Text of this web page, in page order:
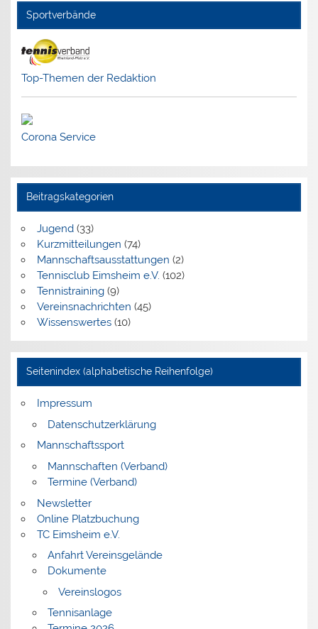
Sportverbände
Top-Themen der Redaktion
Corona Service
Beitragskategorien
Jugend(33)
Kurzmitteilungen (74)
Mannschaftsausstattungen (2)
Tennisclub Eimsheim e.V. (102)
Tennistraining(9)
Vereinsnachrichten (45)
Wissenswertes(10)
Seitenindex (alphabetische Reihenfolge)
Impressum
Datenschutzerklärung
Mannschaftssport
Mannschaften (Verband)
Termine (Verband)
Newsletter
Online Platzbuchung
TC Eimsheim e.V.
Anfahrt Vereinsgelände
Dokumente
Vereinslogos
Tennisanlage